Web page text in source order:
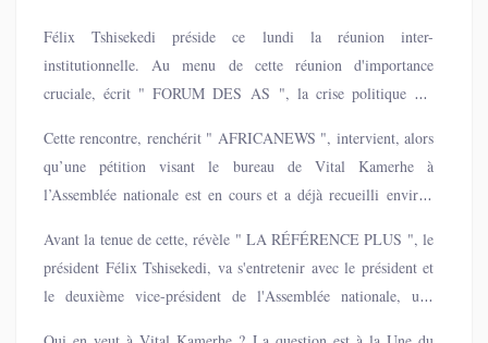
Félix Tshisekedi préside ce lundi la réunion inter-
institutionnelle. Au menu de cette réunion d'importance
cruciale, écrit " FORUM DES AS ", la crise politique qui
sécuritaire, particulièrement le dossier d’Uvira, ainsi que
d'autres dossiers d'actualité.
Cette rencontre, renchérit " AFRICANEWS ", intervient, alors
qu’une pétition visant le bureau de Vital Kamerhe à
l’Assemblée nationale est en cours et a déjà recueilli environ
Avant la tenue de cette, révèle " LA RÉFÉRENCE PLUS ", le
président Félix Tshisekedi, va s'entretenir avec le président et
le deuxième vice-président de l'Assemblée nationale, une